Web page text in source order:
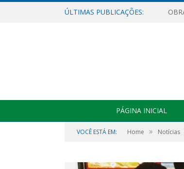
ÚLTIMAS PUBLICAÇÕES:
PÁGINA INICIAL
VOCÊ ESTÁ EM: Home » Notícias